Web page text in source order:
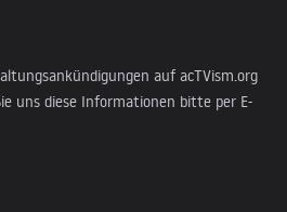
auf acTVism.org
uns diese Informationen bitte per E-